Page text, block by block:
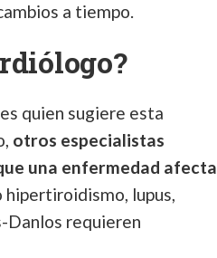
a tiempo.
quien sugiere esta
otros especialistas
una enfermedad afecta
hipertiroidismo, lupus,
Danlos requieren